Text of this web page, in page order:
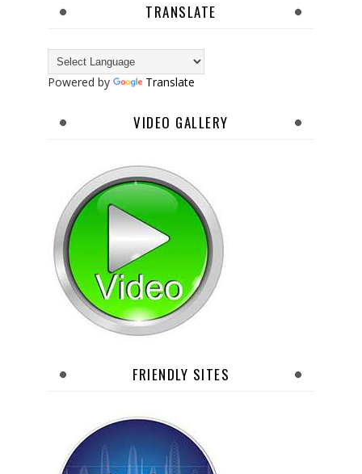
TRANSLATE
Powered by Translate
VIDEO GALLERY
FRIENDLY SITES